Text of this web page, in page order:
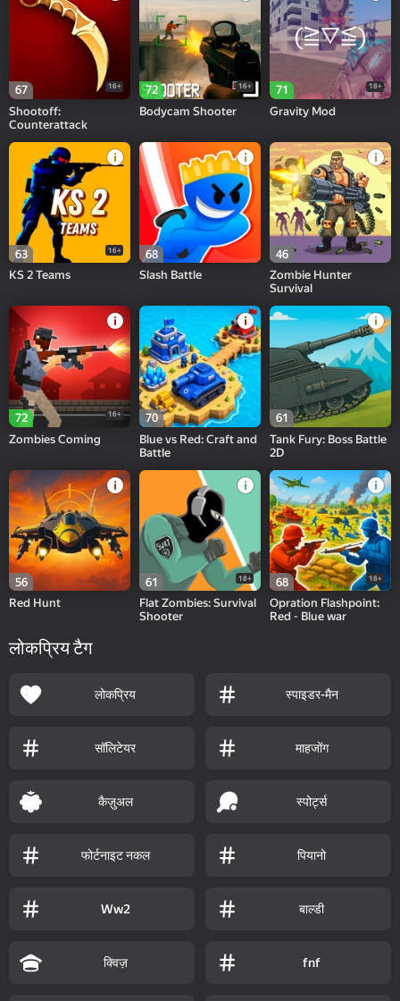
67 16+
Shootoff:
Counterattack
72 16+
Bodycam Shooter
71 18+
Gravity Mod
63 16+
KS 2 Teams
68
Slash Battle
46
Zombie Hunter
Survival
72 16+
Zombies Coming
70
Blue vs Red: Craft and
Battle
61
Tank Fury: Boss Battle
2D
56
Red Hunt
61 18+
Flat Zombies: Survival
Shooter
68 18+
Opration Flashpoint:
Red - Blue war
लोकप्रिय टैग
लोकप्रिय स्पाइडर-मैन
सॉलिटेयर माहजोंग
कैज़ुअल स्पोर्ट्स
फोर्टनाइट नकल पियानो
Ww2 बाल्डी
क्विज़ fnf